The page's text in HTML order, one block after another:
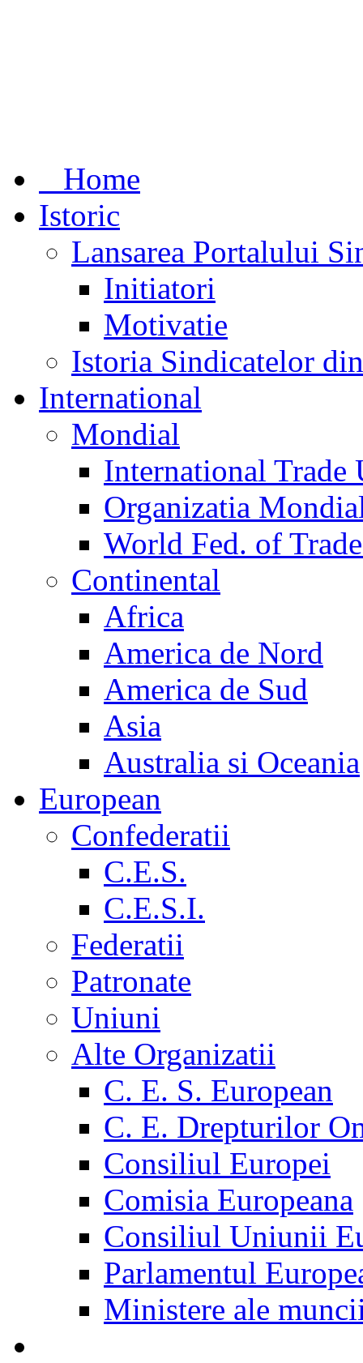
Home
Istoric
Lansarea Portalului
Initiatori
Motivatie
Istoria Sindicatelor
International
Mondial
International Trade
Organizatia
World Fed. of
Continental
Africa
America de Nord
America de Sud
Asia
Australia si Oceania
European
Confederatii
C.E.S.
C.E.S.I.
Federatii
Patronate
Uniuni
Alte Organizatii
C. E. S. European
C. E. Drepturilor
Consiliul Europei
Comisia Europeana
Consiliul Uniunii
Parlamentul
Ministere ale